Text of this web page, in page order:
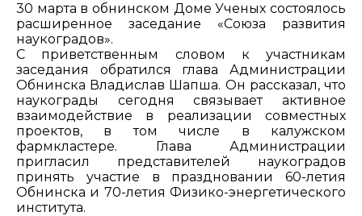
30 марта в обнинском Доме Ученых состоялось
расширенное заседание «Союза развития
наукоградов».
С приветственным словом к участникам
заседания обратился глава Администрации
Обнинска Владислав Шапша. Он рассказал, что
наукограды сегодня связывает активное
взаимодействие в реализации совместных
проектов, в том числе в калужском
фармкластере. Глава Администрации
пригласил представителей наукоградов
принять участие в праздновании 60-летия
Обнинска и 70-летия Физико-энергетического
института.